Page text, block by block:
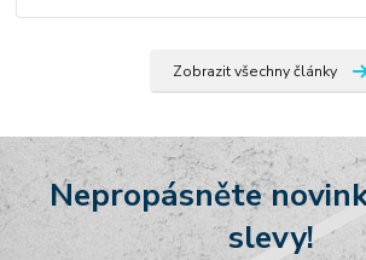
Zobrazit všechny články
Nepropásněte
slevy!